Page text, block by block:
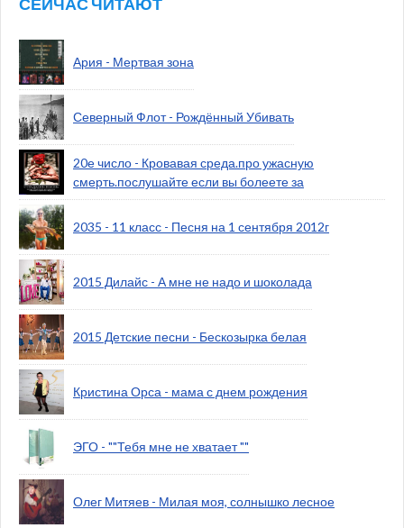
Ария - Мертвая зона
Северный Флот - Рождённый Убивать
20е число - Кровавая среда.про ужасную
смерть.послушайте если вы болеете за
2035 - 11 класс - Песня на 1 сентября 2012г
2015 Дилайс - А мне не надо и шоколада
2015 Детские песни - Бескозырка белая
Кристина Орса - мама с днем рождения
ЭГО - ""Тебя мне не хватает ""
Олег Митяев - Милая моя, солнышко лесное